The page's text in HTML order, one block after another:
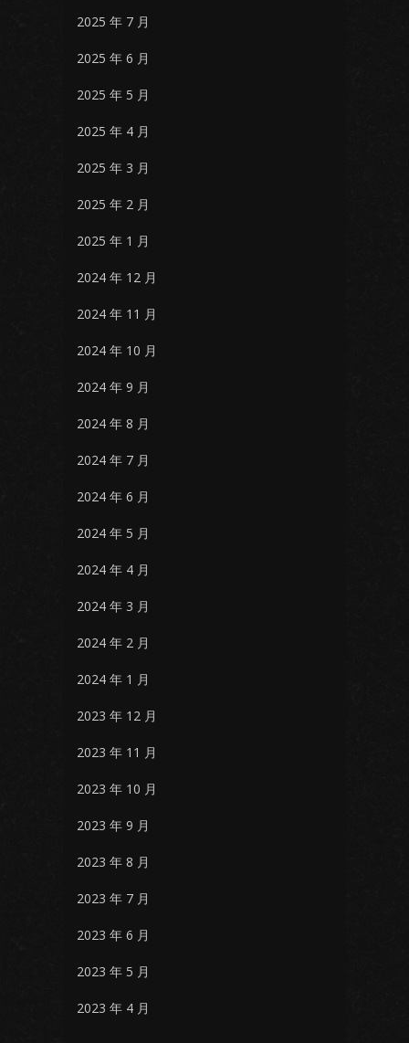
2025 年 7 月
2025 年 6 月
2025 年 5 月
2025 年 4 月
2025 年 3 月
2025 年 2 月
2025 年 1 月
2024 年 12 月
2024 年 11 月
2024 年 10 月
2024 年 9 月
2024 年 8 月
2024 年 7 月
2024 年 6 月
2024 年 5 月
2024 年 4 月
2024 年 3 月
2024 年 2 月
2024 年 1 月
2023 年 12 月
2023 年 11 月
2023 年 10 月
2023 年 9 月
2023 年 8 月
2023 年 7 月
2023 年 6 月
2023 年 5 月
2023 年 4 月